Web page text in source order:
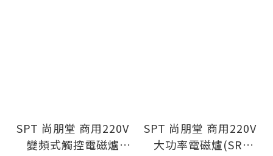
SPT 尚朋堂 商用220V
變頻式觸控電磁爐
SPT 尚朋堂 商用220V
大功率電磁爐(SR-